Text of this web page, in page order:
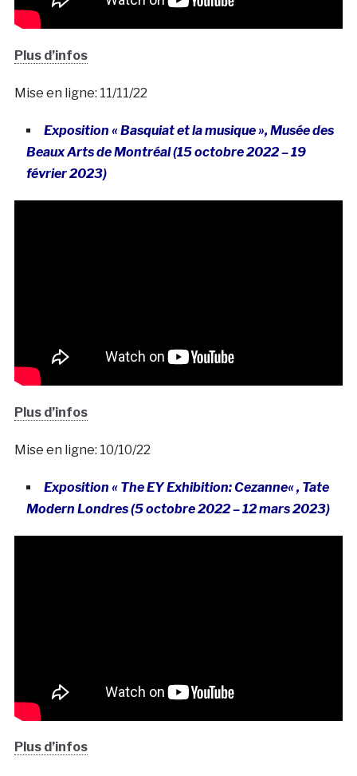
Plus d’infos
Mise en ligne: 11/11/22
Exposition « Basquiat et la musique », Musée des
Beaux Arts de Montréal (15 octobre 2022 – 19
février 2023)
Plus d’infos
Mise en ligne: 10/10/22
Exposition « The EY Exhibition: Cezanne« , Tate
Modern Londres (5 octobre 2022 – 12 mars 2023)
Plus d’infos